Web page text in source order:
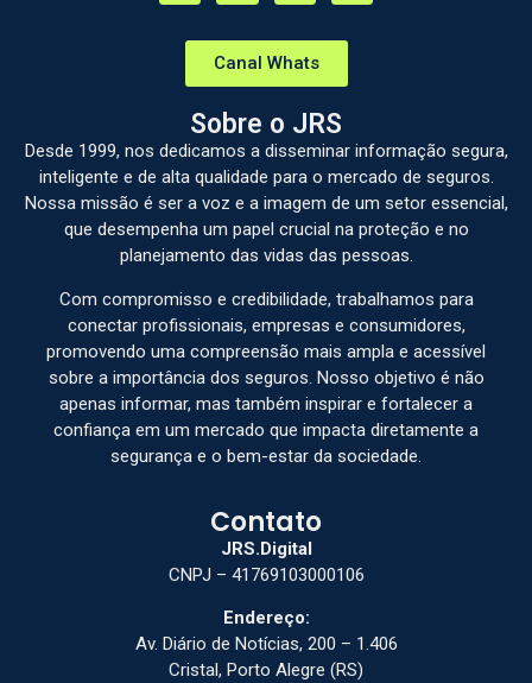
Canal Whats
Sobre o JRS
Desde 1999, nos dedicamos a disseminar informação segura,
inteligente e de alta qualidade para o mercado de seguros.
Nossa missão é ser a voz e a imagem de um setor essencial,
que desempenha um papel crucial na proteção e no
planejamento das vidas das pessoas.
Com compromisso e credibilidade, trabalhamos para
conectar profissionais, empresas e consumidores,
promovendo uma compreensão mais ampla e acessível
sobre a importância dos seguros. Nosso objetivo é não
apenas informar, mas também inspirar e fortalecer a
confiança em um mercado que impacta diretamente a
segurança e o bem-estar da sociedade.
Contato
JRS.Digital
CNPJ – 41769103000106
Endereço:
Av. Diário de Notícias, 200 – 1.406
Cristal, Porto Alegre (RS)